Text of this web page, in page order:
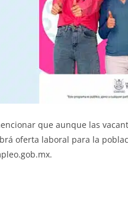
que aunque las
oferta laboral para la